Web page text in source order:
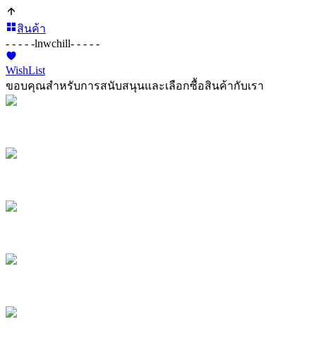
สินค้า
- - - - -lnwchill- - - - -
WishList
ขอบคุณสำหรับการสนับสนุนและเลือกซื้อสินค้ากับเรา